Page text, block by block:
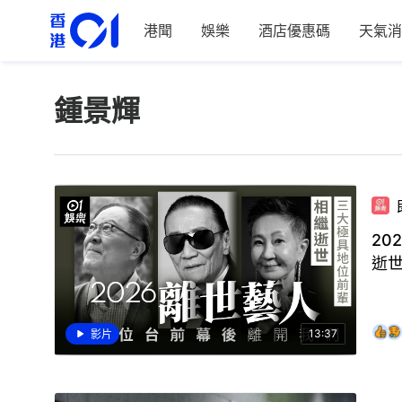
港聞 娛樂 酒店優惠碼 天氣
鍾景輝
影片 13:37
逝